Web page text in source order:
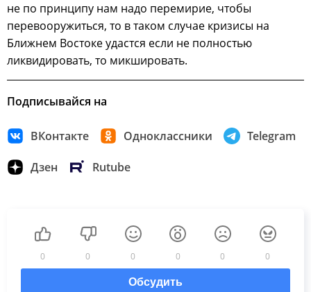
не по принципу нам надо перемирие, чтобы
перевооружиться, то в таком случае кризисы на
Ближнем Востоке удастся если не полностью
ликвидировать, то микшировать.
Подписывайся на
ВКонтакте Одноклассники Telegram
Дзен Rutube
0 0 0 0 0 0
Обсудить